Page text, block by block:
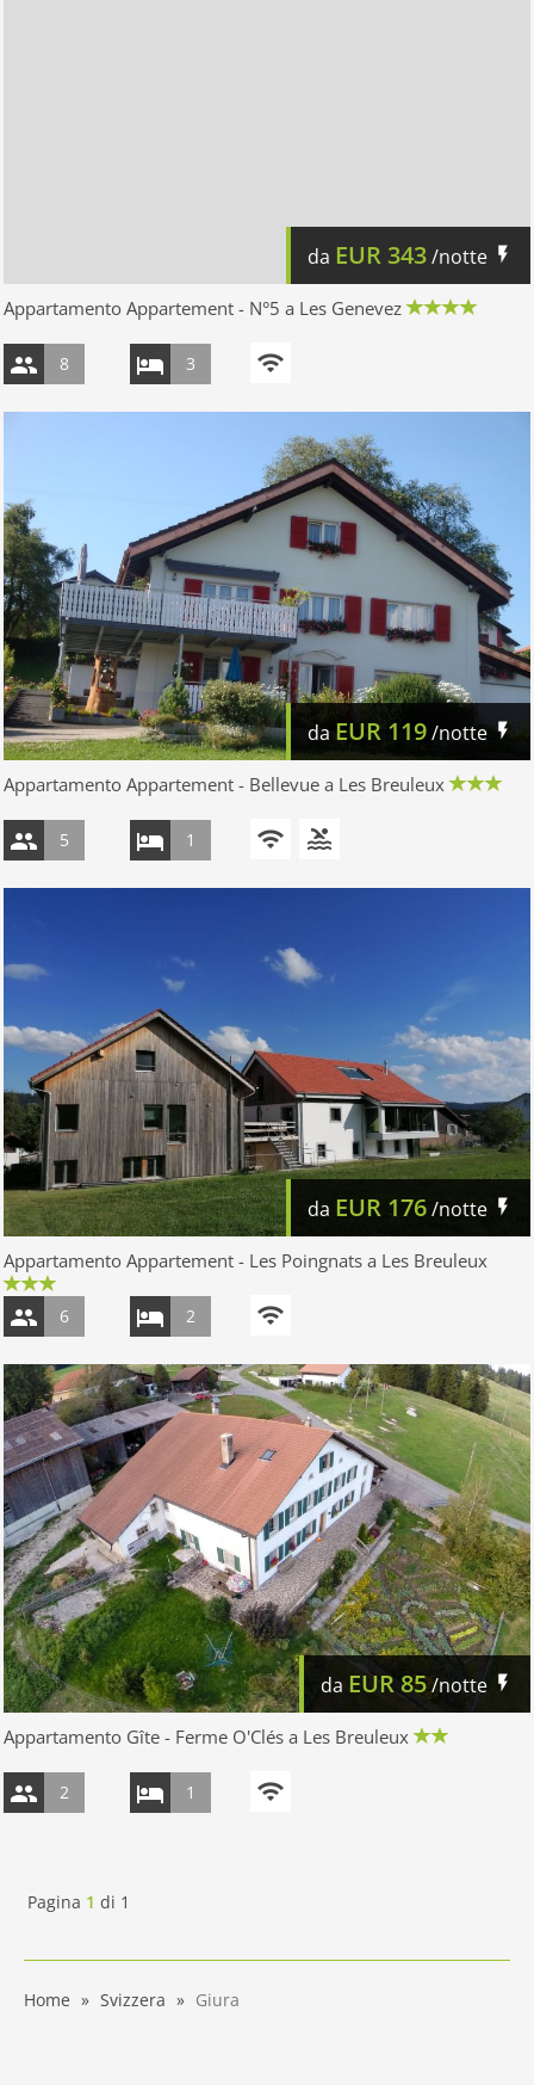
da EUR343/notte
Appartamento Appartement - N°5 a Les Genevez
8 3
da EUR 119/notte
Appartamento Appartement - Bellevue a Les Breuleux
5 1
da EUR 176/notte
Appartamento Appartement - Les Poingnats a Les Breuleux
6 2
da EUR85/notte
Appartamento Gîte - Ferme O'Clés a Les Breuleux
2 1
Pagina 1 di 1
Home Svizzera Giura